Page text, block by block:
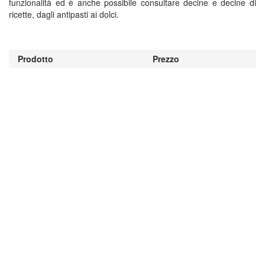
funzionalità ed è anche possibile consultare decine e decine di
ricette, dagli antipasti ai dolci.
Prodotto Prezzo